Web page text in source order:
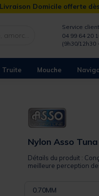
Domicile offerte
Service client
04 99 64 20
(9h30/12h30
Truite Mouche
Nylon Asso
Détails du produit :
meilleure perception
0.70MM